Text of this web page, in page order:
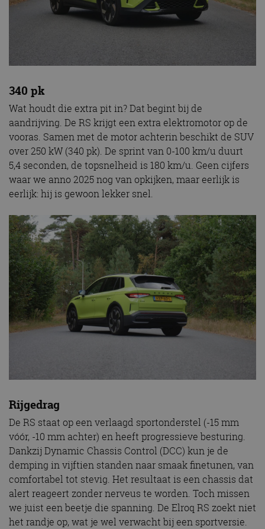
340 pk
Wat houdt die extra pit in? Dat begint bij de
aandrijving. De RS krijgt een extra elektromotor op de
vooras. Samen met de motor achterin beschikt de SUV
over 250 kW (340 pk). De sprint van 0-100 km/u duurt
5,4 seconden, de topsnelheid is 180 km/u. Geen cijfers
waar we anno 2025 nog van opkijken, maar eerlijk is
eerlijk: hij is gewoon lekker snel.
Rijgedrag
De RS staat op een verlaagd sportonderstel (-15 mm
vóór, -10 mm achter) en heeft progressieve besturing.
Dankzij Dynamic Chassis Control (DCC) kun je de
demping in vijftien standen naar smaak finetunen, van
comfortabel tot stevig. Het resultaat is een chassis dat
alert reageert zonder nerveus te worden. Toch missen
we juist een beetje die spanning. De Elroq RS zoekt niet
het randje op, wat je wel verwacht bij een sportversie.